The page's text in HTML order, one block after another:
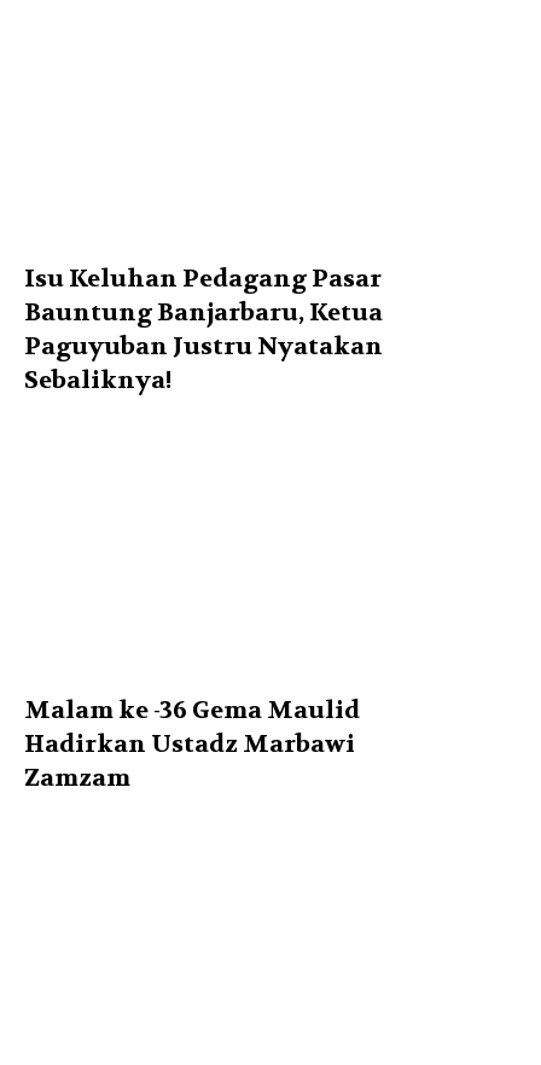
Isu Keluhan Pedagang Pasar
Bauntung Banjarbaru, Ketua
Paguyuban Justru Nyatakan
Sebaliknya!
Malam ke -36 Gema Maulid
Hadirkan Ustadz Marbawi
Zamzam